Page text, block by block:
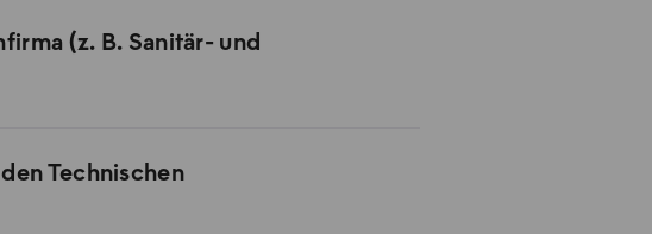
(z. B. Sanitär- und
Technischen